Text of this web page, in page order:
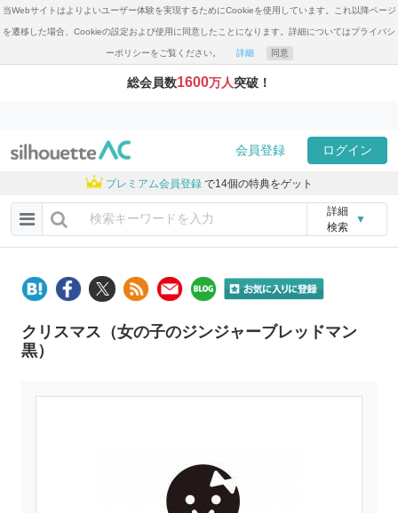
当Webサイトはよりよいユーザー体験を実現するためにCookieを使用しています。これ以降ページ
を遷移した場合、Cookieの設定および使用に同意したことになります。詳細についてはプライバシ
ーポリシーをご覧ください。 詳細 同意
総会員数1600万人突破！
会員登録 ログイン
プレミアム会員登録 で14個の特典をゲット
詳細
検索
▼
クリスマス（女の子のジンジャーブレッドマン
黒）